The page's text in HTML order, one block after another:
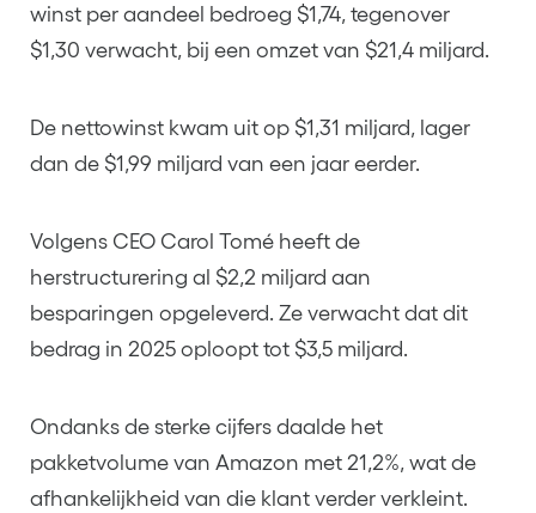
winst per aandeel bedroeg $1,74, tegenover
$1,30 verwacht, bij een omzet van $21,4 miljard.
De nettowinst kwam uit op $1,31 miljard, lager
dan de $1,99 miljard van een jaar eerder.
Volgens CEO Carol Tomé heeft de
herstructurering al $2,2 miljard aan
besparingen opgeleverd. Ze verwacht dat dit
bedrag in 2025 oploopt tot $3,5 miljard.
Ondanks de sterke cijfers daalde het
pakketvolume van Amazon met 21,2%, wat de
afhankelijkheid van die klant verder verkleint.